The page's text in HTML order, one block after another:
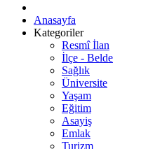
Anasayfa
Kategoriler
Resmî İlan
İlçe - Belde
Sağlık
Üniversite
Yaşam
Eğitim
Asayiş
Emlak
Turizm